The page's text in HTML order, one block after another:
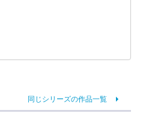
同じシリーズの作品一覧